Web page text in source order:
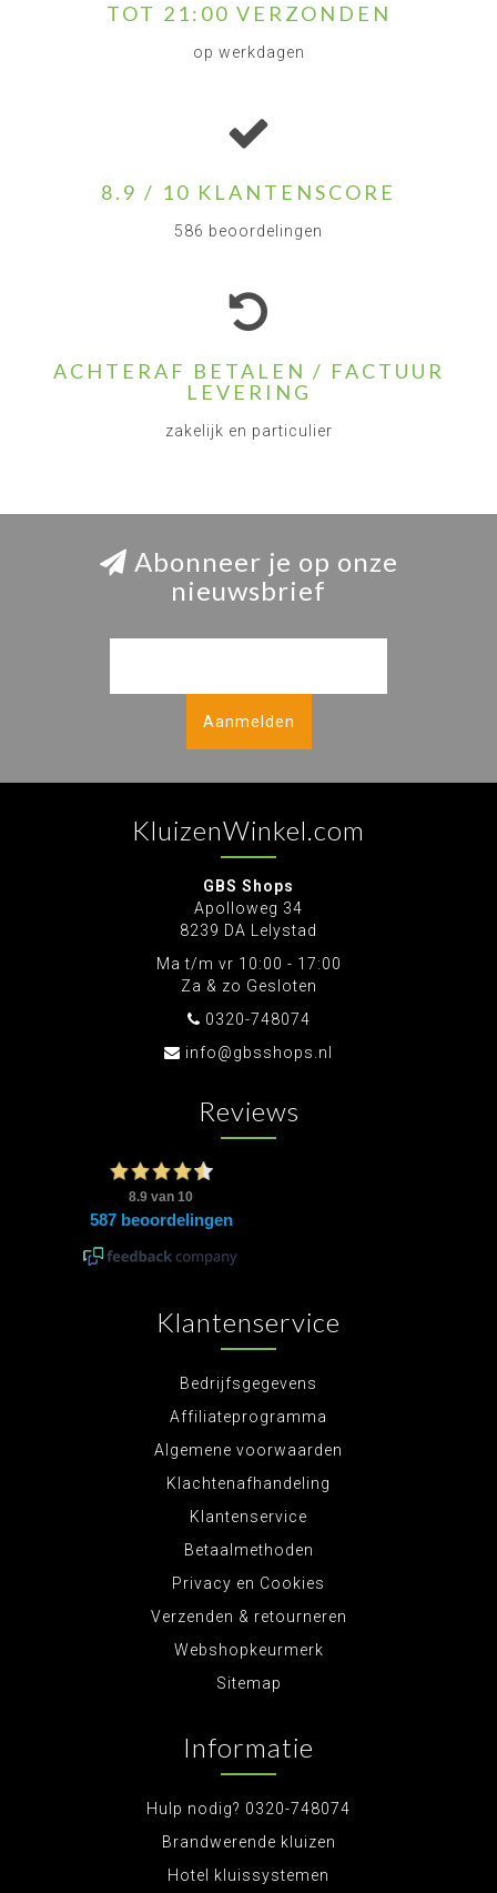
TOT 21:00 VERZONDEN
op werkdagen
8.9 / 10 KLANTENSCORE
586 beoordelingen
ACHTERAF BETALEN / FACTUUR
LEVERING
zakelijk en particulier
Abonneer je op onze
nieuwsbrief
Aanmelden
KluizenWinkel.com
GBS Shops
Apolloweg 34
8239 DA Lelystad
Ma t/m vr 10:00 - 17:00
Za & zo Gesloten
0320-748074
info@gbsshops.nl
Reviews
Klantenservice
Bedrijfsgegevens
Affiliateprogramma
Algemene voorwaarden
Klachtenafhandeling
Klantenservice
Betaalmethoden
Privacy en Cookies
Verzenden & retourneren
Webshopkeurmerk
Sitemap
Informatie
Hulp nodig? 0320-748074
Brandwerende kluizen
Hotel kluissystemen